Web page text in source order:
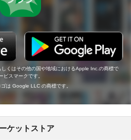
くはその他の国や地域におけるApple Inc.の商標で
スマークです。
は Google LLC の商標です。
ケットストア